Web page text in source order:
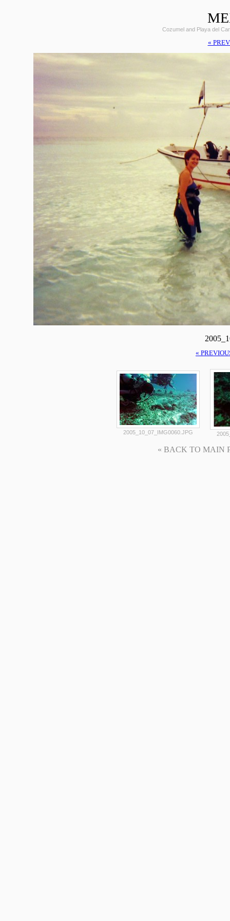
Cozumel and Playa del
«
«
2005_10_07_IMG0060.JPG
« BACK TO MAIN